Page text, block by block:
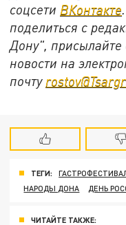
соцсети ВКонтакте
поделиться с
Дону",
новости на
почту
ТЕГИ:
НАРОДЫ ДОНА
ДЕНЬ
ЧИТАЙТЕ ТАКЖЕ: